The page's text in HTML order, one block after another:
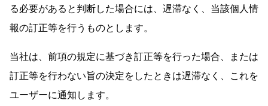
る必要があると判断した場合には、遅滞なく、当該個人情
報の訂正等を行うものとします。
当社は、前項の規定に基づき訂正等を行った場合、または
訂正等を行わない旨の決定をしたときは遅滞なく、これを
ユーザーに通知します。